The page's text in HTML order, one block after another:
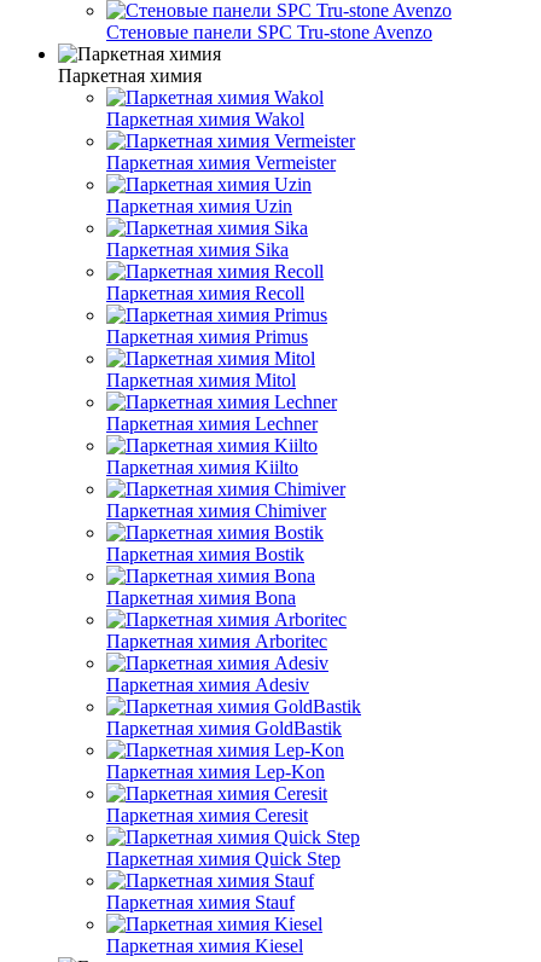
Стеновые панели SPC Tru-stone Avenzo
Паркетная химия
Паркетная химия Wakol
Паркетная химия Vermeister
Паркетная химия Uzin
Паркетная химия Sika
Паркетная химия Recoll
Паркетная химия Primus
Паркетная химия Mitol
Паркетная химия Lechner
Паркетная химия Kiilto
Паркетная химия Chimiver
Паркетная химия Bostik
Паркетная химия Bona
Паркетная химия Arboritec
Паркетная химия Adesiv
Паркетная химия GoldBastik
Паркетная химия Lep-Kon
Паркетная химия Ceresit
Паркетная химия Quick Step
Паркетная химия Stauf
Паркетная химия Kiesel